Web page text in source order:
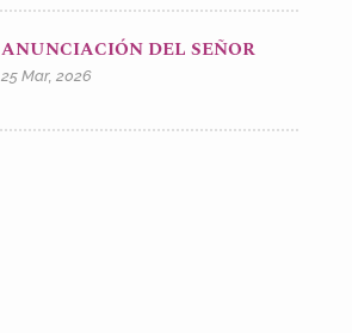
ANUNCIACIÓN DEL SEÑOR
25 Mar, 2026